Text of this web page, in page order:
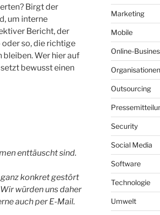
Birgt der
um interne
Bericht, der
so, die richtige
Wer hier auf
bewusst einen
enttäuscht sind.
ganz konkret gestört
würden uns daher
auch per E-Mail.
Marketing
Mobile
Online-
Organisationen
Outsourcing
Security
Social Media
Software
Technologie
Umwelt